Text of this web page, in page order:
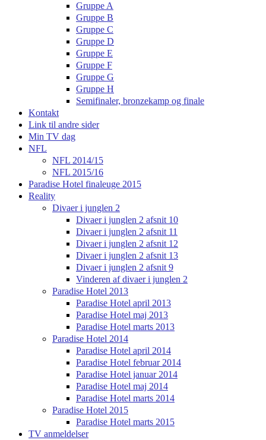
Gruppe A
Gruppe B
Gruppe C
Gruppe D
Gruppe E
Gruppe F
Gruppe G
Gruppe H
Semifinaler, bronzekamp og finale
Kontakt
Link til andre sider
Min TV dag
NFL
NFL 2014/15
NFL 2015/16
Paradise Hotel finaleuge 2015
Reality
Divaer i junglen 2
Divaer i junglen 2 afsnit 10
Divaer i junglen 2 afsnit 11
Divaer i junglen 2 afsnit 12
Divaer i junglen 2 afsnit 13
Divaer i junglen 2 afsnit 9
Vinderen af divaer i junglen 2
Paradise Hotel 2013
Paradise Hotel april 2013
Paradise Hotel maj 2013
Paradise Hotel marts 2013
Paradise Hotel 2014
Paradise Hotel april 2014
Paradise Hotel februar 2014
Paradise Hotel januar 2014
Paradise Hotel maj 2014
Paradise Hotel marts 2014
Paradise Hotel 2015
Paradise Hotel marts 2015
TV anmeldelser